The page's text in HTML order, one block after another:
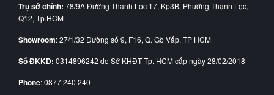
Trụ sở chính: 78/9A Đường Thạnh Lộc 17, Kp3B, Phường Thạnh Lộc,
Q12, Tp.HCM
Showroom: 27/1/32 Đường số 9, F16, Q. Gò Vấp, TP HCM
Số ĐKKD: 0314896242 do Sở KHĐT Tp. HCM cấp ngày 28/02/2018
Phone: 0877 240 240